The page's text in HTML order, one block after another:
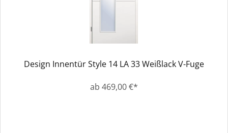
Design Innentür Style 14 LA 33 Weißlack V-Fuge
ab 469,00 €*